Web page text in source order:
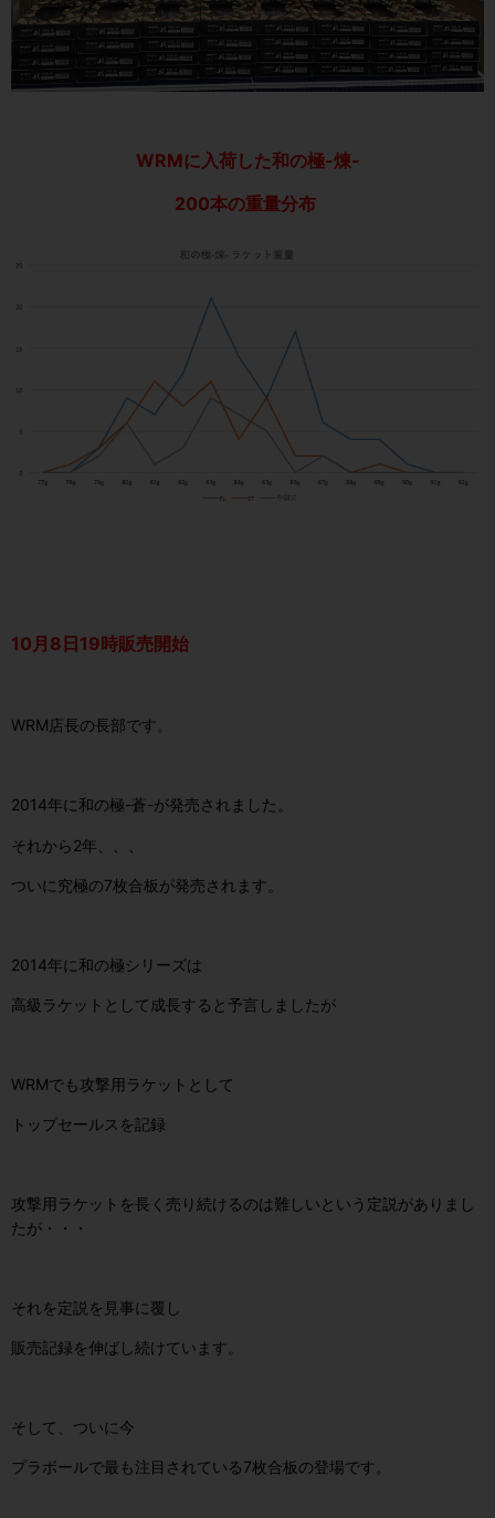
WRMに入荷した和の極-煉-
200本の重量分布
10月8日19時販売開始
WRM店長の長部です。
2014年に和の極-蒼-が発売されました。
それから2年、、、
ついに究極の7枚合板が発売されます。
2014年に和の極シリーズは
高級ラケットとして成長すると予言しましたが
WRMでも攻撃用ラケットとして
トップセールスを記録
攻撃用ラケットを長く売り続けるのは難しいという定説がありまし
たが・・・
それを定説を見事に覆し
販売記録を伸ばし続けています。
そして、ついに今
プラボールで最も注目されている7枚合板の登場です。